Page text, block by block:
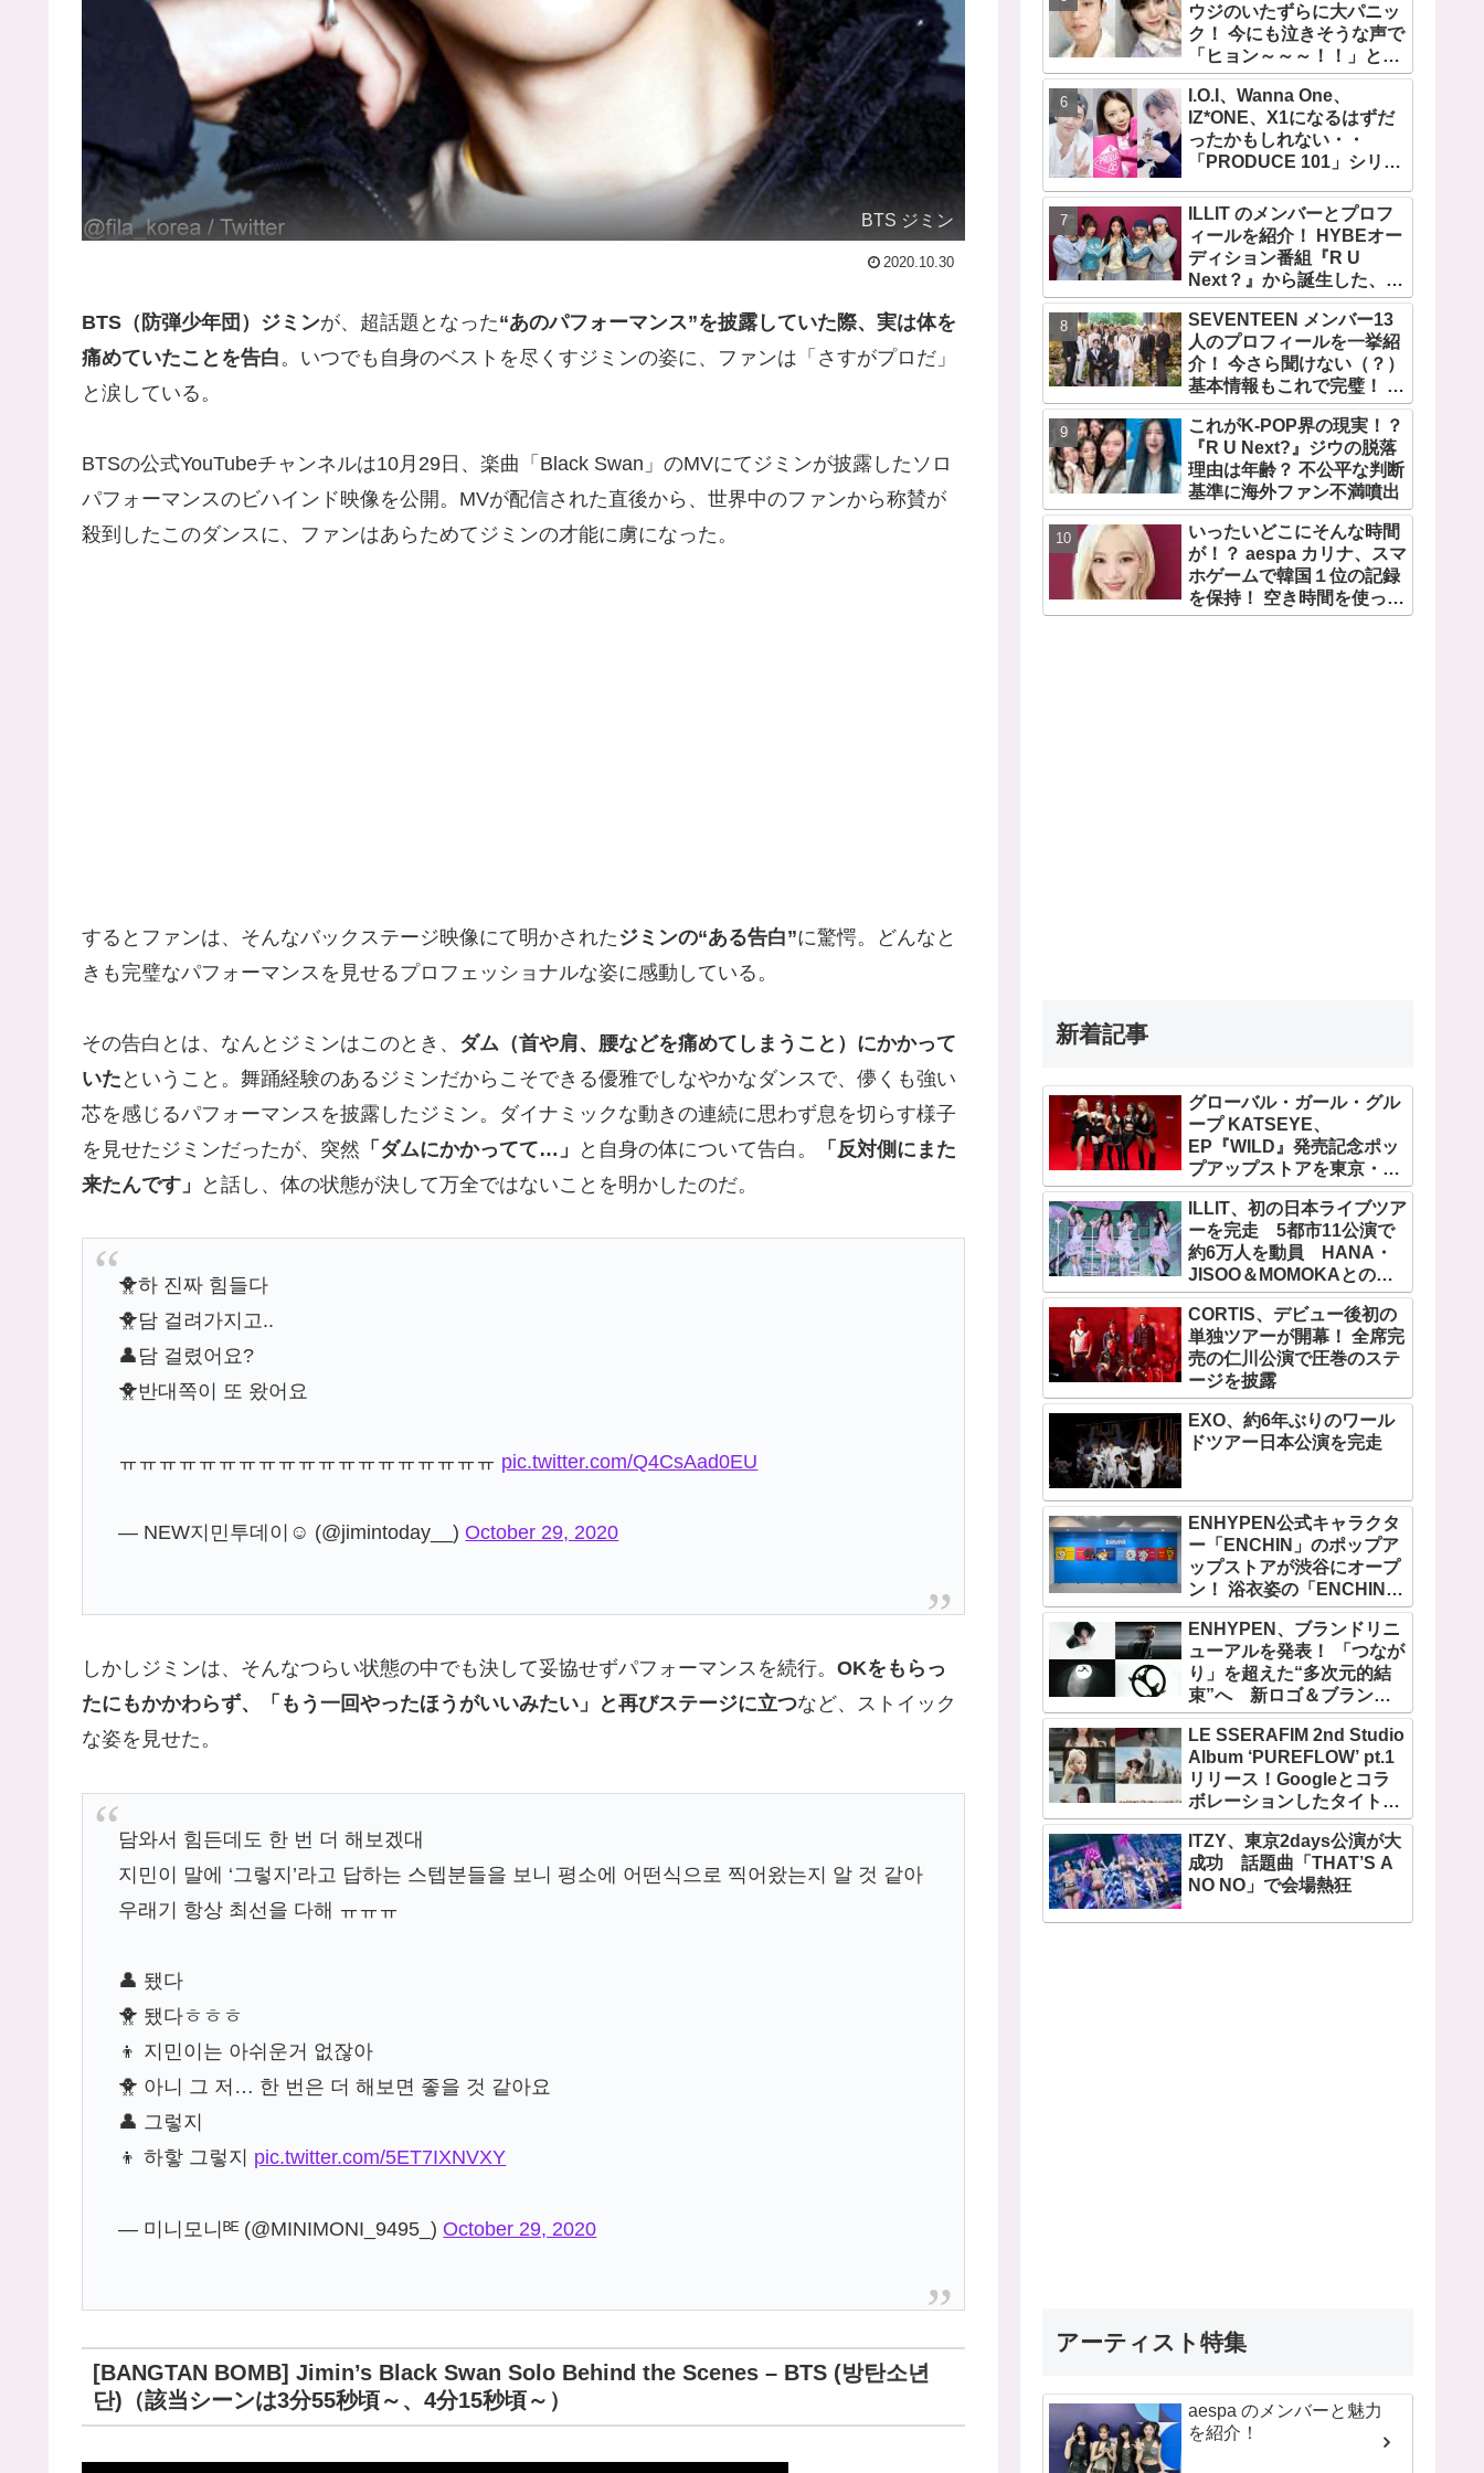
BTS ジミン
2020.10.30
BTS（防弾少年団）ジミンが、超話題となった“あのパフォーマンス”を披露していた際、実は体を
痛めていたことを告白 。いつでも自身のベストを尽くすジミンの姿に、ファンは「さすがプロだ」
と涙している。
BTSの公式YouTubeチャンネルは10月29日、楽曲「Black Swan」のMVにてジミンが披露したソロ
パフォーマンスのビハインド映像を公開。MVが配信された直後から、世界中のファンから称賛が
殺到したこのダンスに、ファンはあらためてジミンの才能に虜になった。
するとファンは、そんなバックステージ映像にて明かされた ジミンの“ある告白”に驚愕。どんなと
きも完璧なパフォーマンスを見せるプロフェッショナルな姿に感動している。
その告白とは、なんとジミンはこのとき、 ダム（首や肩、腰などを痛めてしまうこと）にかかって
いた ということ。舞踊経験のあるジミンだからこそできる優雅でしなやかなダンスで、儚くも強い
芯を感じるパフォーマンスを披露したジミン。ダイナミックな動きの連続に思わず息を切らす様子
を見せたジミンだったが、突然 「ダムにかかってて…」 と自身の体について告白。
「反対側にまた
来たんです」
と話し、体の状態が決して万全ではないことを明かしたのだ。
🐥하 진짜 힘들다
🐥담 걸려가지고..
👤담 걸렸어요?
🐥반대쪽이 또 왔어요
ㅠㅠㅠㅠㅠㅠㅠㅠㅠㅠㅠㅠㅠㅠㅠㅠㅠㅠㅠ pic.twitter.com/Q4CsAad0EU
— NEW지민투데이☺️ (@jimintoday__)October 29, 2020
しかしジミンは、そんなつらい状態の中でも決して妥協せずパフォーマンスを続行。 OKをもらっ
たにもかかわらず、「もう一回やったほうがいいみたい」と再びステージに立つなど、ストイック
な姿を見せた。
담와서 힘든데도 한 번 더 해보겠대
지민이 말에 ‘그렇지’라고 답하는 스텝분들을 보니 평소에 어떤식으로 찍어왔는지 알 것 같아
우래기 항상 최선을 다해 ㅠㅠㅠ
👤 됐다
🐥 됐다ㅎㅎㅎ
👦 지민이는 아쉬운거 없잖아
🐥 아니 그 저… 한 번은 더 해보면 좋을 것 같아요
👤 그렇지
👦 하핳 그렇지 pic.twitter.com/5ET7IXNVXY
— 미니모니ᴮᴱ (@MINIMONI_9495_)October 29, 2020
[BANGTAN BOMB] Jimin’s Black Swan Solo Behind the Scenes – BTS (방탄소년
단)（該当シーンは3分55秒頃～、4分15秒頃～）
ウジのいたずらに大パニッ
ク！ 今にも泣きそうな声で
「ヒョン～～～！！」と呼
びかける… 恐怖のあまり子
供のように駆け出す姿がか
わいい
I.O.I、Wanna One、
IZ*ONE、X1になるはずだ
ったかもしれない・・
「PRODUCE 101」シリー
せられた練習生12人の氏名
が公表
ILLIT のメンバーとプロフ
ィールを紹介！ HYBEオー
ディション番組『R U
Next？』から誕生した、日
本人のイロハとモカを含む
5人組ガールズグループ！
デビュー曲「Magnetic」が
いきなりの大ヒット
SEVENTEEN メンバー13
人のプロフィールを一挙紹
介！ 今さら聞けない（？）
基本情報もこれで完璧！ 代
表曲から最新曲、爆笑コン
テンツ『GOING
SEVENTEEN』まで・・
VERY NICEな魅力が満載
これがK-POP界の現実！？
『R U Next?』ジウの脱落
理由は年齢？ 不公平な判断
基準に海外ファン不満噴出
いったいどこにそんな時間
が！？ aespa カリナ、スマ
ホゲームで韓国１位の記録
を保持！ 空き時間を使って
１万回ものミニゲームをク
新着記事
グローバル・ガール・グル
ープ KATSEYE、
EP『WILD』発売記念ポッ
プアップストアを東京・原
宿で開催 限定グッズも登
場ILLIT、初の日本ライブツア
ーを完走 5都市11公演で
約6万人を動員 HANA・
JISOO＆MOMOKAとのス
ペシャルコラボも実現
CORTIS、デビュー後初の
単独ツアーが開幕！ 全席完
売の仁川公演で圧巻のステ
ージを披露
EXO、約6年ぶりのワール
ドツアー日本公演を完走
ENHYPEN公式キャラクタ
ー「ENCHIN」のポップア
ップストアが渋谷にオープ
ン！ 浴衣姿の「ENCHIN」
が登場
ENHYPEN、ブランドリニ
ューアルを発表！ 「つなが
り」を超えた“多次元的結
束”へ 新ロゴ＆ブランド
フィルム公開
LE SSERAFIM 2nd Studio
Album ‘PUREFLOW’ pt.1
リリース！Googleとコラ
ボレーションしたタイトル
曲「BOOMPALA」MVも公
開
ITZY、東京2days公演が大
成功 話題曲「THAT’S A
NO NO」で会場熱狂
アーティスト特集
aespa のメンバーと魅力
を紹介！